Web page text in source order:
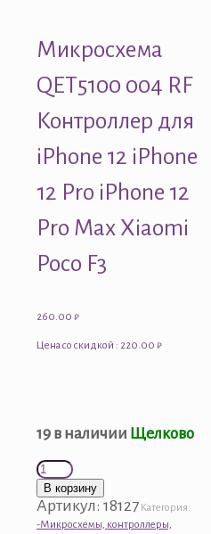
Микросхема
QET5100 004 RF
Контроллер для
iPhone 12 iPhone
12 Pro iPhone 12
Pro Max Xiaomi
Poco F3
260.00 ₽
Цена со скидкой : 220.00 ₽
19 в наличии Щелково
Количество
товара
Микросхема
QET5100
В корзину
Артикул: 18127 Категория:
-Микросхемы, контроллеры,